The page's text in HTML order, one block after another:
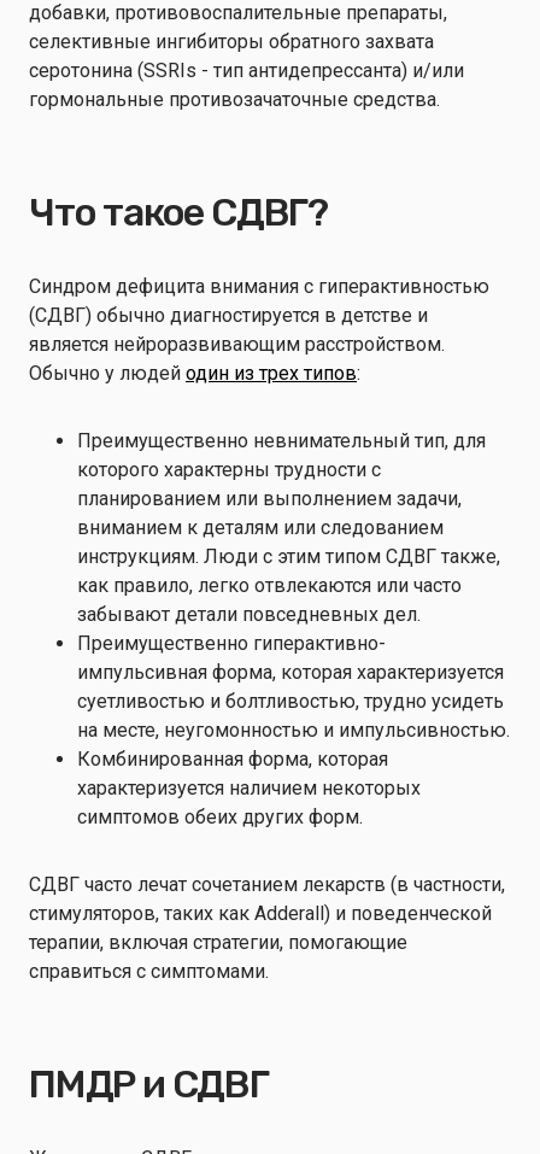
добавки, противовоспалительные препараты,
селективные ингибиторы обратного захвата
серотонина (SSRIs - тип антидепрессанта) и/или
гормональные противозачаточные средства.
Что такое СДВГ?
Синдром дефицита внимания с гиперактивностью
(СДВГ) обычно диагностируется в детстве и
является нейроразвивающим расстройством.
Обычно у людей один из трех типов:
Преимущественно невнимательный тип, для
которого характерны трудности с
планированием или выполнением задачи,
вниманием к деталям или следованием
инструкциям. Люди с этим типом СДВГ также,
как правило, легко отвлекаются или часто
забывают детали повседневных дел.
Преимущественно гиперактивно-
импульсивная форма, которая характеризуется
суетливостью и болтливостью, трудно усидеть
на месте, неугомонностью и импульсивностью.
Комбинированная форма, которая
характеризуется наличием некоторых
симптомов обеих других форм.
СДВГ часто лечат сочетанием лекарств (в частности,
стимуляторов, таких как Adderall) и поведенческой
терапии, включая стратегии, помогающие
справиться с симптомами.
ПМДР и СДВГ